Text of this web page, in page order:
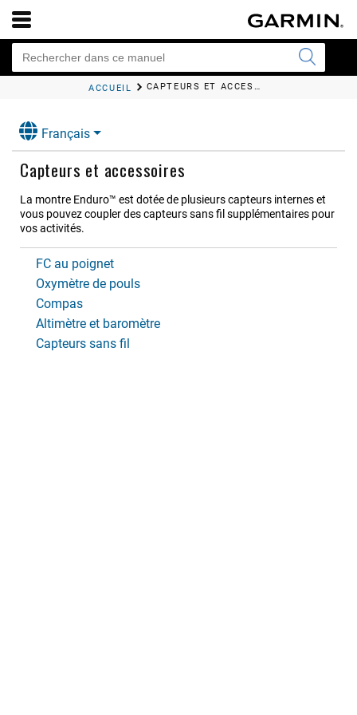
ACCUEIL CAPTEURS ET ACCESSOIRES
Français
Capteurs et accessoires
La montre Enduro™ est dotée de plusieurs capteurs internes et
vous pouvez coupler des capteurs sans fil supplémentaires pour
vos activités.
FC au poignet
Oxymètre de pouls
Compas
Altimètre et baromètre
Capteurs sans fil